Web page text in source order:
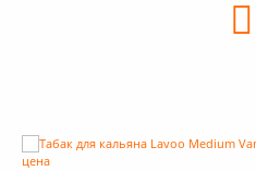
Условия опта